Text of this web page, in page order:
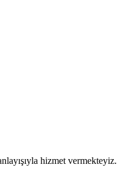
hizmet vermekteyiz.